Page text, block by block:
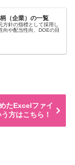
（企業）の一覧
針の指標として採用し
向や配当性向、DOEの目
たExcelファイ
方はこちら！